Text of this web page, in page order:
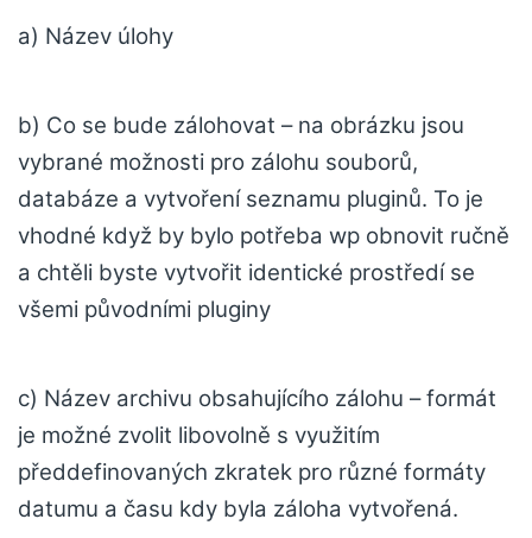
a) Název úlohy
b) Co se bude zálohovat – na obrázku jsou
vybrané možnosti pro zálohu souborů,
databáze a vytvoření seznamu pluginů. To je
vhodné když by bylo potřeba wp obnovit ručně
a chtěli byste vytvořit identické prostředí se
všemi původními pluginy
c) Název archivu obsahujícího zálohu – formát
je možné zvolit libovolně s využitím
předdefinovaných zkratek pro různé formáty
datumu a času kdy byla záloha vytvořená.